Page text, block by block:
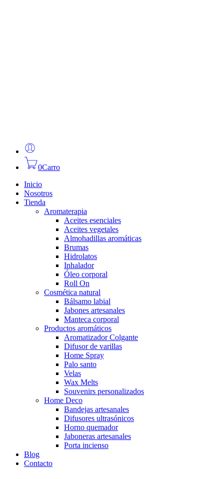
0Carro
Inicio
Nosotros
Tienda
Aromaterapia
Aceites esenciales
Aceites vegetales
Almohadillas aromáticas
Brumas
Hidrolatos
Inhalador
Óleo corporal
Roll On
Cosmética natural
Bálsamo labial
Jabones artesanales
Manteca corporal
Productos aromáticos
Aromatizador Colgante
Difusor de varillas
Home Spray
Palo santo
Velas
Wax Melts
Souvenirs personalizados
Home Deco
Bandejas artesanales
Difusores ultrasónicos
Horno quemador
Jaboneras artesanales
Porta incienso
Blog
Contacto